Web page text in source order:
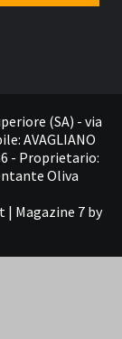
(SA) - via
AVAGLIANO
- Proprietario:
Oliva
| Magazine 7 by